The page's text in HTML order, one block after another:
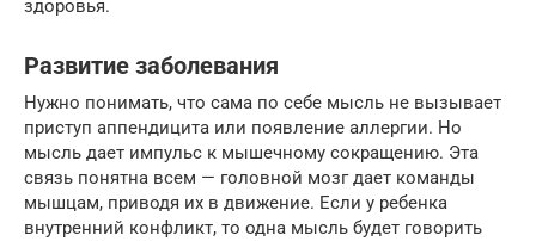
здоровья.
Развитие заболевания
Нужно понимать, что сама по себе мысль не вызывает
приступ аппендицита или появление аллергии. Но
мысль дает импульс к мышечному сокращению. Эта
связь понятна всем — головной мозг дает команды
мышцам, приводя их в движение. Если у ребенка
внутренний конфликт, то одна мысль будет говорить